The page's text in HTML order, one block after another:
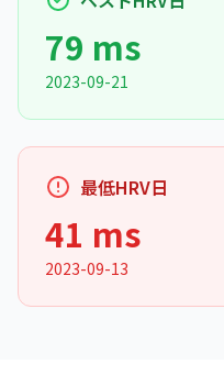
79 ms
2023-09-21
最低HRV日
41 ms
2023-09-13